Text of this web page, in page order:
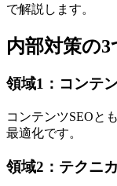
で解説します。
内部対策の
領域1：コンテ
コンテンツSEOと
最適化です。
領域2：テクニ